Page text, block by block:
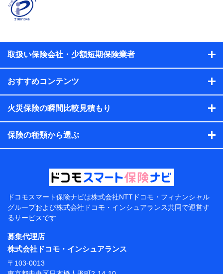
おけるユーザ登録受付および管理のため
当社又は株式会社NTTドコモと取引のあるもしくは委託を受
れらに付帯、関連する当社、株式会社NTTドコモおよび提携
会社のサービスを案内、提供するため
析して、お客さまの趣味・嗜好・傾向に応じたサービス・商
各種セミナーの開催のため
コンサルティングサービスの実施のため
アンケートやキャンペーン等の実施のため
上記に係る案内・手続き・管理等付帯業務を行うため
当該個人データを取り扱う各共同利用者（詳細は次のと
東京都千代田区永田町2丁目11番1号 山王パークタワー
株式会社NTTドコモ 代表取締役社長 前田 義晃
東京都中央区日本橋人形町2-14-10 アーバンネット日
本橋ビル 3F
長 吉村 忠義
取扱い保険会社・少額短期保険業者
おすすめコンテンツ
火災保険の瞬間比較見積もり
保険の種類から選ぶ
ドコモスマート保険ナビは株式会社NTTドコモ・フィナンシャル
グループおよび株式会社ドコモ・インシュアランス共同で運営す
るサービスです
募集代理店
株式会社ドコモ・インシュアランス
〒103-0013